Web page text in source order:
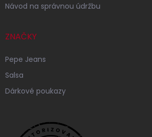
Návod na správnou údržbu
ZNAČKY
Pepe Jeans
Salsa
Dárkové poukazy